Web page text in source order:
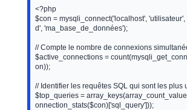
<?php
$con = mysqli_connect('localhost',
d', 'ma_base_de_données');
// Compte le nombre de connexions
$active_connections =
on));
// Identifier les requêtes SQL qui sont les plus
$top_queries =
onnection_stats($con)['sql_query']));